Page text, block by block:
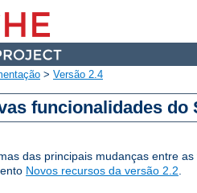
> Versão 2.4
funcionalidades do
das principais mudanças entre
Novos recursos da versão 2.2.